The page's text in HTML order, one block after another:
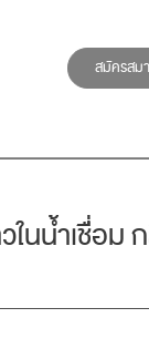
สมัครสม
ในน้ำเชื่่อม